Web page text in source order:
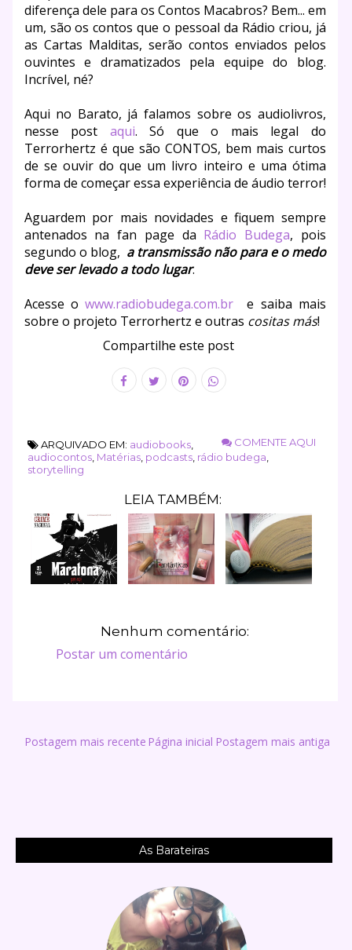
diferença dele para os Contos Macabros? Bem... em
um, são os contos que o pessoal da Rádio criou, já
as Cartas Malditas, serão contos enviados pelos
ouvintes e dramatizados pela equipe do blog.
Incrível, né?
Aqui no Barato, já falamos sobre os audiolivros,
nesse post aqui. Só que o mais legal do
Terrorhertz é que são CONTOS, bem mais curtos
de se ouvir do que um livro inteiro e uma ótima
forma de começar essa experiência de áudio terror!
Aguardem por mais novidades e fiquem sempre
antenados na fan page da Rádio Budega, pois
segundo o blog, a transmissão não para e o medo
deve ser levado a todo lugar.
Acesse owww.radiobudega.com.br
e saiba mais
sobre o projeto Terrorhertz e outras cositas más!
Compartilhe este post
COMENTE AQUI
ARQUIVADO EM: audiobooks,
audiocontos, Matérias, podcasts, rádio budega
storytelling
LEIA TAMBÉM:
Nenhum comentário:
Postar um comentário
Postagem mais recente Postagem mais antiga
Página inicial
As Barateiras